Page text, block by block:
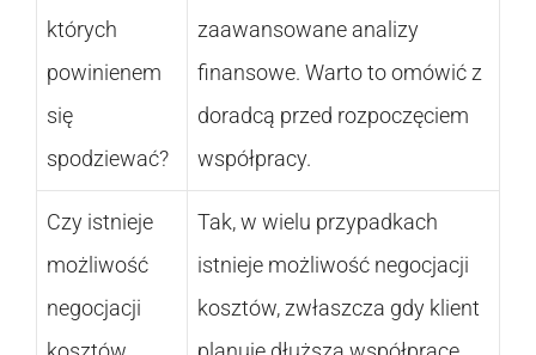
których
powinienem
się
spodziewać?
zaawansowane analizy
finansowe. Warto to omówić z
doradcą przed rozpoczęciem
współpracy.
Czy istnieje
możliwość
negocjacji
Tak, w wielu przypadkach
istnieje możliwość negocjacji
kosztów, zwłaszcza gdy klient